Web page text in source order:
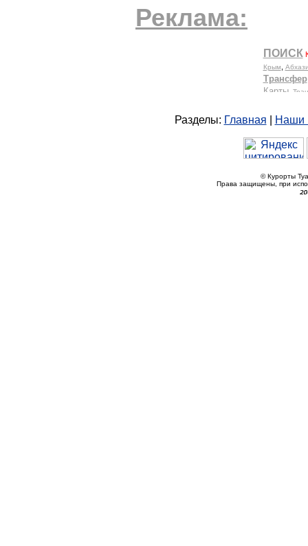
Реклама:
Разделы: Главная Наши
© Курорты
Права защищены, при